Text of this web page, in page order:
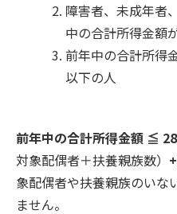
障害者、未成年者
中の合計所得金額
前年中の合計所得
以下の人
前年中の合計所得金額 ≦
対象配偶者＋扶養親族数）
象配偶者や扶養親族のいな
ません。